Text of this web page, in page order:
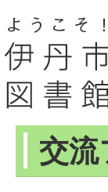
交流